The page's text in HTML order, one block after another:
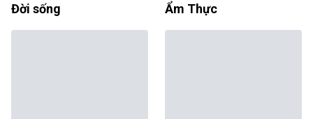
Đời sống Ẩm Thực